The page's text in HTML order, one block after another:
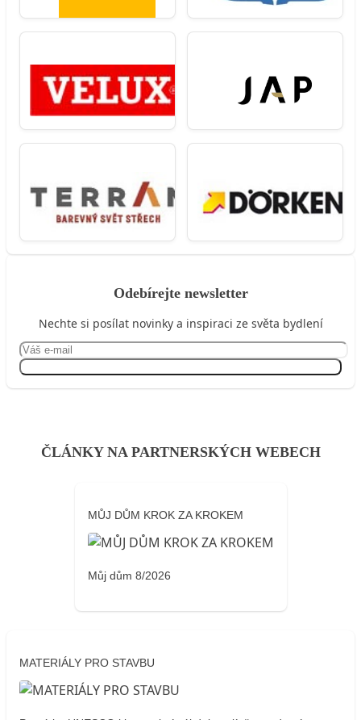
Odebírejte newsletter
Nechte si posílat novinky a inspiraci ze světa bydlení
ČLÁNKY NA PARTNERSKÝCH WEBECH
MŮJ DŮM KROK ZA KROKEM
Můj dům 8/2026
MATERIÁLY PRO STAVBU